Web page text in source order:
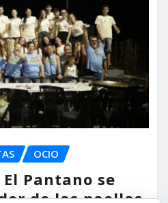
OCIO
Pantano se
de las paellas